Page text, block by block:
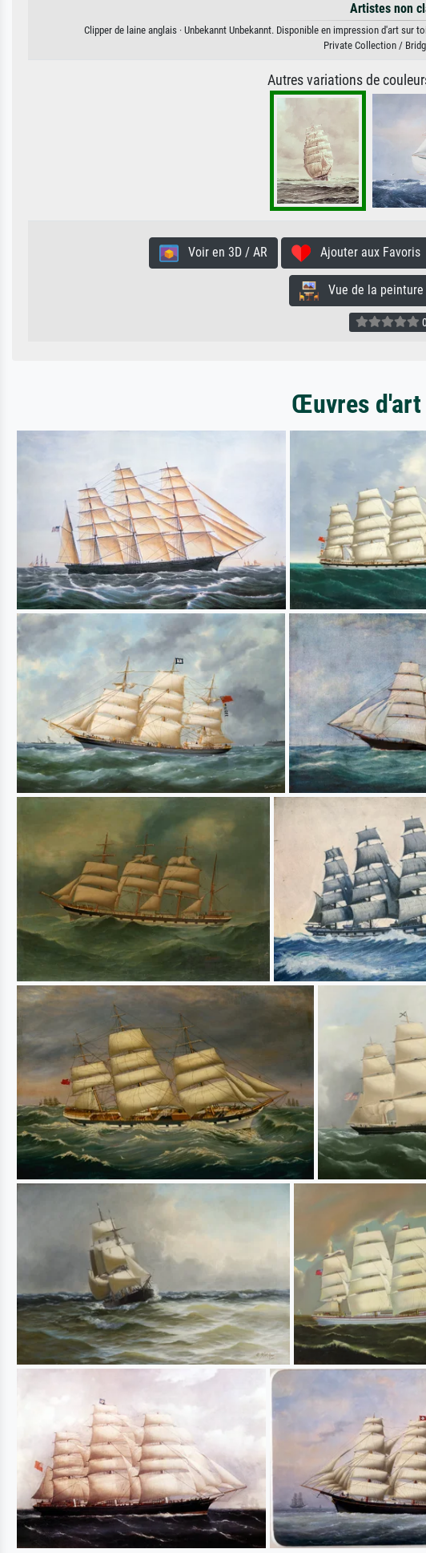
Artistes non
Clipper de laine anglais · Unbekannt Unbekannt. Disponible en impression d'art
Private Collection /
Autres variations de
Voir en 3D / AR Ajouter aux Favoris
Vue de la peinture
Œuvres d'art